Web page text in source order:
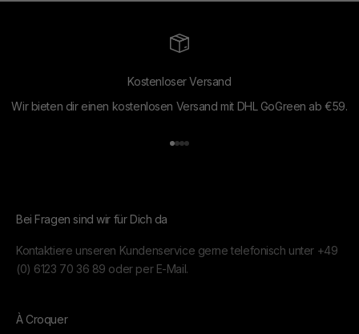
Kostenloser Versand
Wir bieten dir einen kostenlosen Versand mit DHL GoGreen ab €59.
Gehe zu Element 1
Gehe zu Element 2
Gehe zu Element 3
Gehe zu Element 4
Bei Fragen sind wir für Dich da
Kontaktiere unseren Kundenservice gerne telefonisch unter +49
(0) 6123 70 36 89 oder per E-Mail.
À Croquer